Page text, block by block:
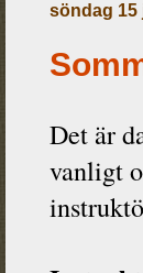
söndag 15
Det är
vanligt